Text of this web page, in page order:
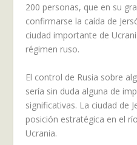
200 personas, que en su
confirmarse la caída de
ciudad importante de
régimen ruso.
El control de Rusia sobre
sería sin duda alguna de
significativas. La ciudad de
posición estratégica en el
Ucrania.